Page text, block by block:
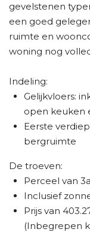
gevelstenen
een goed
ruimte en
woning nog
Indeling:
Gelijkvloers:
open keuken
Eerste
bergruimte
De troeven:
Perceel van
Inclusief
Prijs van
(Inbegrepen